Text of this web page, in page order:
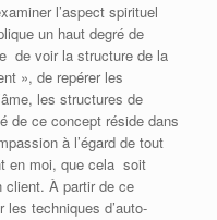
l’aspect spirituel
un haut degré de
de voir la structure de la
», de repérer les
les structures de
de ce concept réside dans
à l’égard de tout
en moi, que cela soit
client. À partir de ce
techniques d’auto-